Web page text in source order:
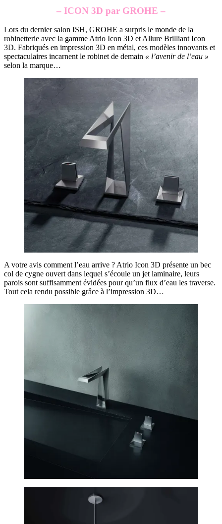
– ICON 3D par GROHE –
Lors du dernier salon ISH, GROHE a surpris le monde de la
robinetterie avec la gamme Atrio Icon 3D et Allure Brilliant Icon
3D. Fabriqués en impression 3D en métal, ces modèles innovants et
spectaculaires incarnent le robinet de demain « l’avenir de l’eau »
selon la marque…
A votre avis comment l’eau arrive ? Atrio Icon 3D présente un bec
col de cygne ouvert dans lequel s’écoule un jet laminaire, leurs
parois sont suffisamment évidées pour qu’un flux d’eau les traverse.
Tout cela rendu possible grâce à l’impression 3D…